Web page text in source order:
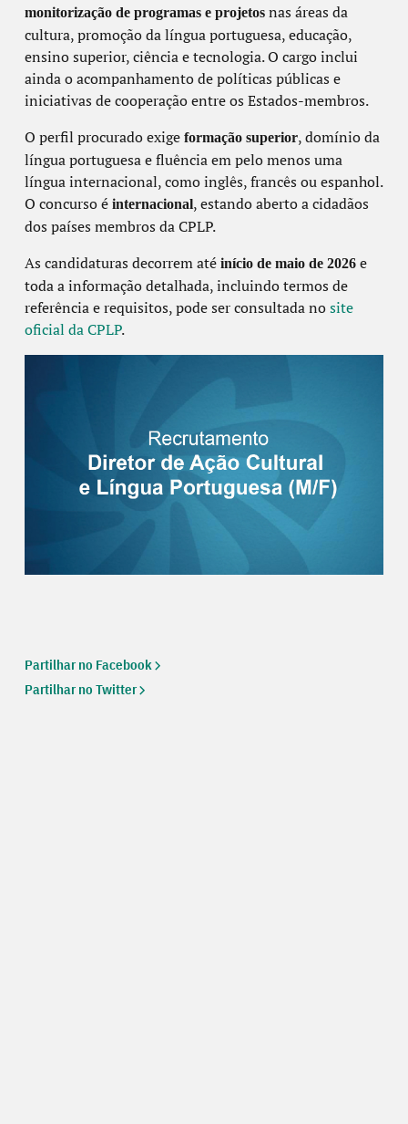
monitorização de programas e projetosnas áreas da
cultura, promoção da língua portuguesa, educação,
ensino superior, ciência e tecnologia. O cargo inclui
ainda o acompanhamento de políticas públicas e
iniciativas de cooperação entre os Estados-membros.
O perfil procurado exige formação superior, domínio da
língua portuguesa e fluência em pelo menos uma
língua internacional, como inglês, francês ou espanhol.
O concurso é internacional, estando aberto a cidadãos
dos países membros da CPLP.
As candidaturas decorrem até início de maio de 2026e
toda a informação detalhada, incluindo termos de
referência e requisitos, pode ser consultada nosite
oficial da CPLP.
Partilhar no Facebook
Partilhar no Twitter